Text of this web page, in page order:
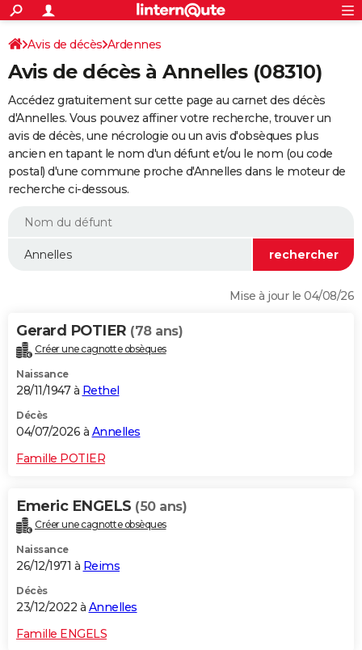
ACTUALITÉS
Politique
Société
Faits Divers
Education
Monde
Villes
+
SPORT
Coupe du monde 2026
Football
Tennis
Cyclisme
Rugby
Forum
Programme TV
TNT
Streaming
Cinéma
Sorties cinéma
Musique
+
FINANCE
Retraite
Impôts
Epargne
Immobilier
Risques naturels par ville
Banque
Assurance
Crédit
AUTO
Essais
Réserver un essai
Citadines
Berlines
SUV
Forum auto
+HIGH-TECH
BRICOLAGE
WEEK-END
Alimentation
Guide de la santé
Maladies
Médicaments
Sommeil
VOYAGE
Destinations
City break
Voyage nature
Voyage de noces
Forum
Climat
+PHOTO
GUIDES D'ACHAT
Carte de Noël
Carte Bonne année
Carte Saint-Valentin
Carte Pâques
Carte d'anniversaire
DICTIONNAIRE
Dictionnaire
Biographies
Citations
Expressions
Proverbes
PROGRAMME TV
S'inscrire
Se connecter
Lycées
Collèges
Primaires
Universités
Entreprises
Service militaire
Avis de recherche
AVIS DE DÉCÈS
FORUM
Avis de décès Ardennes
Avis de décès à Annelles (08310)
Accédez gratuitement sur cette page au carnet des décès
d'Annelles. Vous pouvez affiner votre recherche, trouver un
avis de décès, une nécrologie ou un avis d'obsèques plus
ancien en tapant le nom d'un défunt et/ou le nom (ou code
postal) d'une commune proche d'Annelles dans le moteur de
recherche ci-dessous.
Mise à jour le 04/08/26
Gerard POTIER (78 ans)
Créer une cagnotte obsèques
Naissance
28/11/1947 à Rethel
Décès
04/07/2026 à Annelles
Famille POTIER
Emeric ENGELS (50 ans)
Créer une cagnotte obsèques
Naissance
26/12/1971 à Reims
Décès
23/12/2022 à Annelles
Famille ENGELS